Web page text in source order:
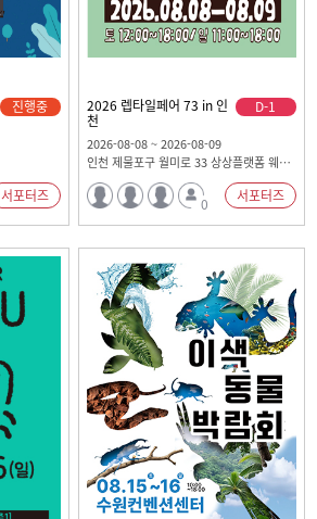
진행중
서포터즈
2026 렙타일페어 73 in 인
천
D-1
2026-08-08 ~ 2026-08-09
인천 제물포구 월미로 33 상상플랫폼 웨이브홀
0 서포터즈